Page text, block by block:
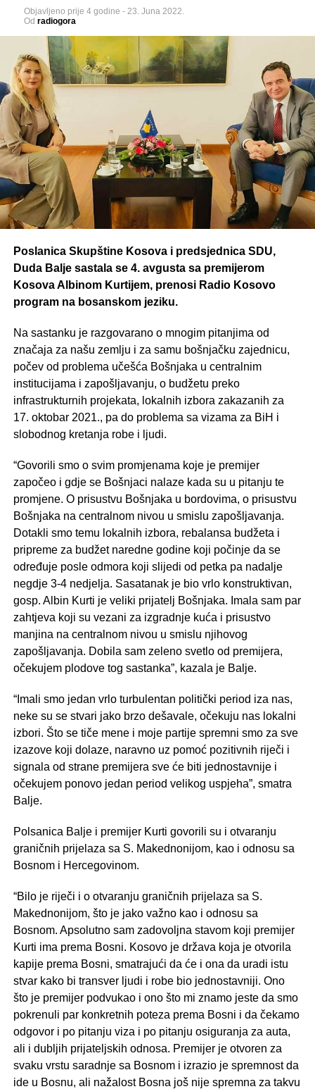
Objavljeno prije 4 godine - 23. Juna 2022.
Od radiogora
Poslanica Skupštine Kosova i predsjednica SDU,
Duda Balje sastala se 4. avgusta sa premijerom
Kosova Albinom Kurtijem, prenosi Radio Kosovo
program na bosanskom jeziku.
Na sastanku je razgovarano o mnogim pitanjima od
značaja za našu zemlju i za samu bošnjačku zajednicu,
počev od problema učešća Bošnjaka u centralnim
institucijama i zapošljavanju, o budžetu preko
infrastrukturnih projekata, lokalnih izbora zakazanih za
17. oktobar 2021., pa do problema sa vizama za BiH i
slobodnog kretanja robe i ljudi.
“Govorili smo o svim promjenama koje je premijer
započeo i gdje se Bošnjaci nalaze kada su u pitanju te
promjene. O prisustvu Bošnjaka u bordovima, o prisustvu
Bošnjaka na centralnom nivou u smislu zapošljavanja.
Dotakli smo temu lokalnih izbora, rebalansa budžeta i
pripreme za budžet naredne godine koji počinje da se
određuje posle odmora koji slijedi od petka pa nadalje
negdje 3-4 nedjelja. Sasatanak je bio vrlo konstruktivan,
gosp. Albin Kurti je veliki prijatelj Bošnjaka. Imala sam par
zahtjeva koji su vezani za izgradnje kuća i prisustvo
manjina na centralnom nivou u smislu njihovog
zapošljavanja. Dobila sam zeleno svetlo od premijera,
očekujem plodove tog sastanka”, kazala je Balje.
“Imali smo jedan vrlo turbulentan politički period iza nas,
neke su se stvari jako brzo dešavale, očekuju nas lokalni
izbori. Što se tiče mene i moje partije spremni smo za sve
izazove koji dolaze, naravno uz pomoć pozitivnih riječi i
signala od strane premijera sve će biti jednostavnije i
očekujem ponovo jedan period velikog uspjeha”, smatra
Balje.
Polsanica Balje i premijer Kurti govorili su i otvaranju
graničnih prijelaza sa S. Makednonijom, kao i odnosu sa
Bosnom i Hercegovinom.
“Bilo je riječi i o otvaranju graničnih prijelaza sa S.
Makednonijom, što je jako važno kao i odnosu sa
Bosnom. Apsolutno sam zadovoljna stavom koji premijer
Kurti ima prema Bosni. Kosovo je država koja je otvorila
kapije prema Bosni, smatrajući da će i ona da uradi istu
stvar kako bi transver ljudi i robe bio jednostavniji. Ono
što je premijer podvukao i ono što mi znamo jeste da smo
pokrenuli par konkretnih poteza prema Bosni i da čekamo
odgovor i po pitanju viza i po pitanju osiguranja za auta,
ali i dubljih prijateljskih odnosa. Premijer je otvoren za
svaku vrstu saradnje sa Bosnom i izrazio je spremnost da
ide u Bosnu, ali nažalost Bosna još nije spremna za takvu